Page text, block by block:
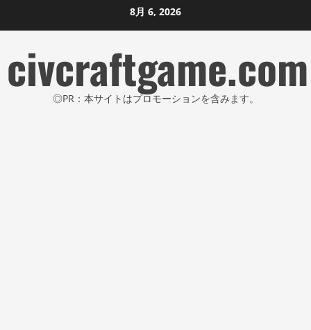
ン
ン
ツ
8月 6, 2026
civcraftgame.com
◎PR：本サイトはプロモーションを含みます。